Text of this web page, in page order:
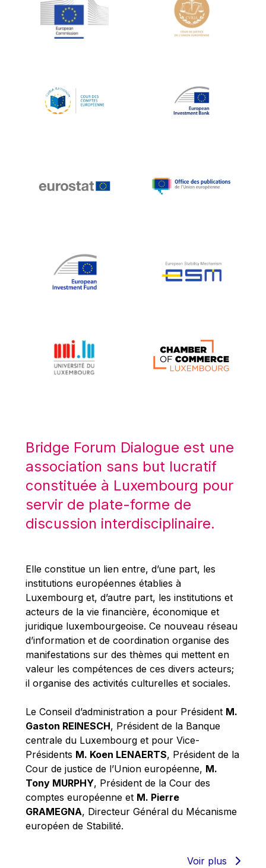
Jean-Louis Schiltz
Jean-Victor Louis
Johnny Åkerholm
Katharien L.C. Hunt
Klaus-Heiner Lehne
Koen LENAERTS
Lars Heikensten
Lucas Papademos
Máire Geoghegan-Quinn
Mario Centeno
Mario Monti
Maroš ŠEFČOVIČ
Martin Bailey
Martine Reicherts
Michael Sohlman
Michel Goedert
Mireille Delmas-Marty
Nobuo Tanaka
Otmar Issing
Paolo Mengozzi
Paschal Donohoe
Pat Cox
Patrizia Nanz
Philippe Maystadt
Pierre Gramegna
Richard Pelly
Robert Goebbels
Robert REYNDERS
Bridge Forum Dialogue est une
association sans but lucratif
constituée à Luxembourg pour
servir de plate-forme de
discussion interdisciplinaire.
Elle constitue un lien entre, d’une part, les
institutions européennes établies à
Luxembourg et, d’autre part, les institutions et
acteurs de la vie financière, économique et
juridique luxembourgeoise. Ce nouveau réseau
d’information et de coordination organise des
manifestations sur des thèmes qui mettent en
valeur les compétences de ces divers acteurs;
il organise des activités culturelles et sociales.
Le Conseil d’administration a pour Président M.
Gaston REINESCH, Président de la Banque
centrale du Luxembourg et pour Vice-
Présidents M. Koen LENAERTS, Président de la
Cour de justice de l’Union européenne, M.
Tony MURPHY, Président de la Cour des
comptes européenne et M. Pierre
GRAMEGNA, Directeur Général du Mécanisme
européen de Stabilité.
Voir plus